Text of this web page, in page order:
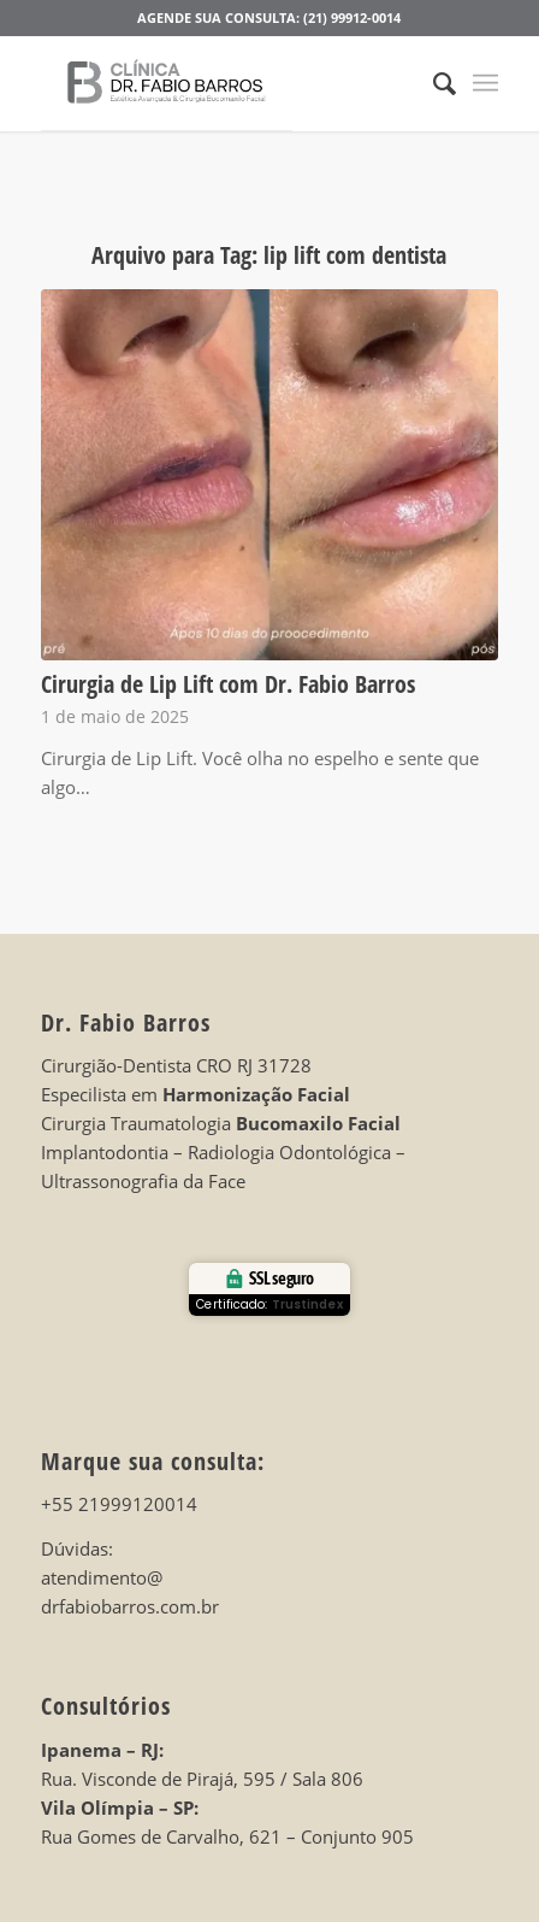
AGENDE SUA CONSULTA: (21) 99912-0014
Arquivo para Tag: lip lift com dentista
Cirurgia de Lip Lift com Dr. Fabio Barros
1 de maio de 2025
Cirurgia de Lip Lift. Você olha no espelho e sente que
algo…
Dr. Fabio Barros
Cirurgião-Dentista CRO RJ 31728
Especilista em Harmonização Facial
Cirurgia Traumatologia Bucomaxilo Facial
Implantodontia – Radiologia Odontológica –
Ultrassonografia da Face
SSL seguro
Certificado: Trustindex
Marque sua consulta:
+55 21999120014
Dúvidas:
atendimento@
drfabiobarros.com.br
Consultórios
Ipanema – RJ:
Rua. Visconde de Pirajá, 595 / Sala 806
Vila Olímpia – SP:
Rua Gomes de Carvalho, 621 – Conjunto 905